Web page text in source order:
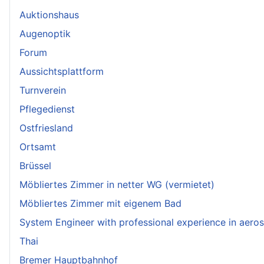
Auktionshaus
Augenoptik
Forum
Aussichtsplattform
Turnverein
Pflegedienst
Ostfriesland
Ortsamt
Brüssel
Möbliertes Zimmer in netter WG (vermietet)
Möbliertes Zimmer mit eigenem Bad
System Engineer with professional experience in
Thai
Bremer Hauptbahnhof